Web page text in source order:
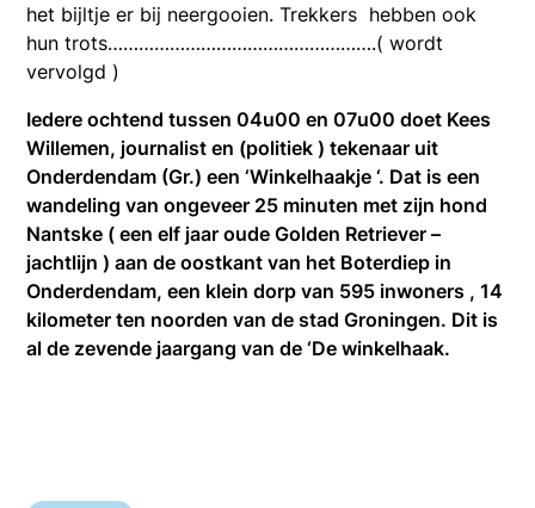
het bijltje er bij neergooien. Trekkers hebben ook
hun trots…………………………………………….( wordt
vervolgd )
Iedere ochtend tussen 04u00 en 07u00 doet Kees
Willemen, journalist en (politiek ) tekenaar uit
Onderdendam (Gr.) een ‘Winkelhaakje ‘. Dat is een
wandeling van ongeveer 25 minuten met zijn hond
Nantske ( een elf jaar oude Golden Retriever –
jachtlijn ) aan de oostkant van het Boterdiep in
Onderdendam, een klein dorp van 595 inwoners , 14
kilometer ten noorden van de stad Groningen. Dit is
al de zevende jaargang van de ‘De winkelhaak.